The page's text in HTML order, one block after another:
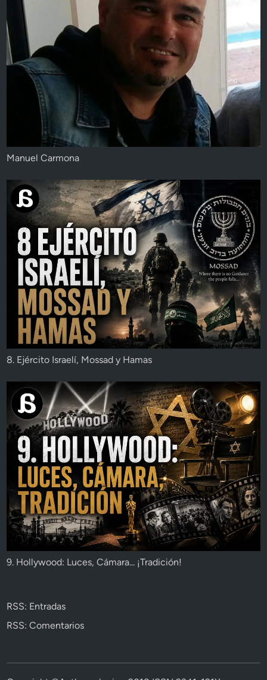
Manuel Carmona
8. Ejército Israelí, Mossad y Hamas
9. Hollywood: Luces, Cámara... ¡Tradición!
RSS: Entradas
RSS: Comentarios